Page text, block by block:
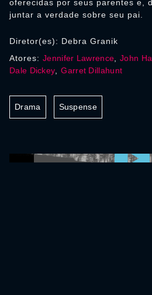
oferecidas por seus parentes e,
juntar a verdade sobre seu pai.
Diretor(es): Debra Granik
Atores: Jennifer Lawrence ,John
Dale Dickey ,Garret Dillahunt
Drama Suspense